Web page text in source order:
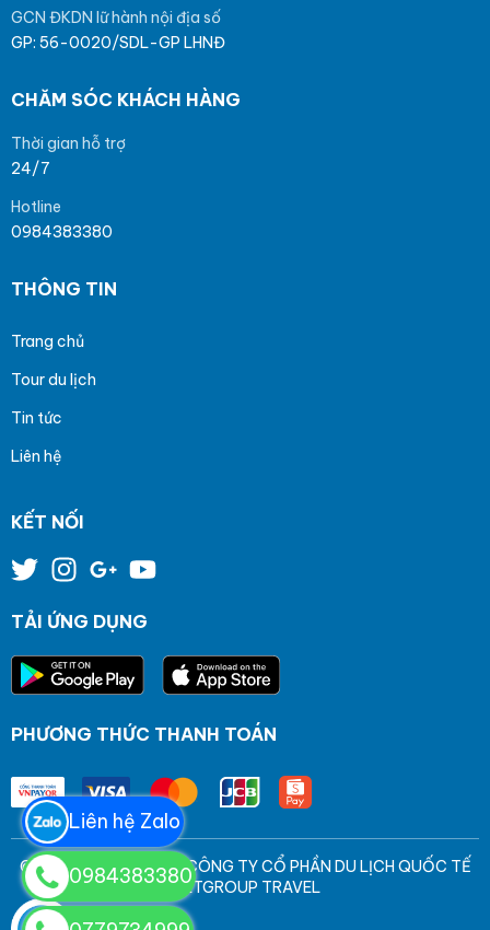
GCN ĐKDN lữ hành nội địa số
GP: 56-0020/SDL-GP LHNĐ
CHĂM SÓC KHÁCH HÀNG
Thời gian hỗ trợ
24/7
Hotline
0984383380
THÔNG TIN
Trang chủ
Tour du lịch
Tin tức
Liên hệ
KẾT NỐI
TẢI ỨNG DỤNG
PHƯƠNG THỨC THANH TOÁN
© Bản quyền thuộc về CÔNG TY CỔ PHẦN DU LỊCH QUỐC TẾ
VIETGROUP TRAVEL
0984383380
Liên hệ Zalo